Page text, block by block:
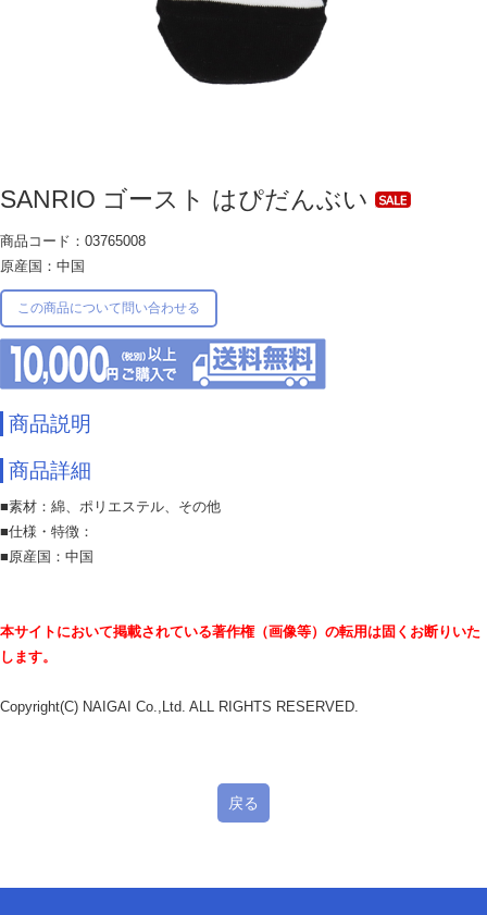
SANRIO ゴースト はぴだんぶい
商品コード：03765008
原産国：中国
この商品について問い合わせる
商品説明
商品詳細
■素材：綿、ポリエステル、その他
■仕様・特徴：
■原産国：中国
本サイトにおいて掲載されている著作権（画像等）の転用は固くお断りいた
します。
Copyright(C) NAIGAI Co.,Ltd. ALL RIGHTS RESERVED.
戻る